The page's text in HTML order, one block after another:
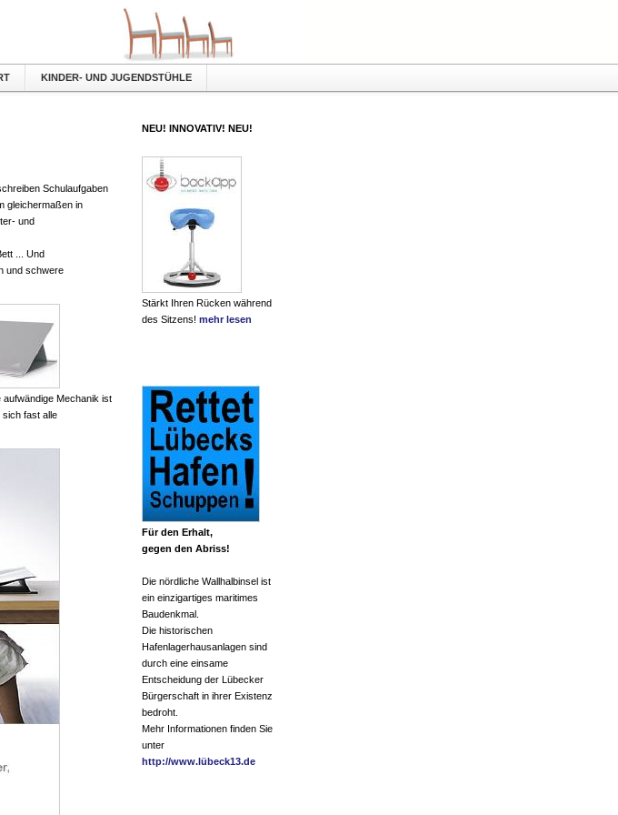
KINDER- UND JUGENDSTÜHLE
Schulaufgaben
gleichermaßen in
und
... Und
und schwere
aufwändige Mechanik ist
fast alle
NEU! INNOVATIV! NEU!
Stärkt Ihren Rücken während
des Sitzens! mehr lesen
Für den Erhalt,
gegen den Abriss!
Die nördliche Wallhalbinsel ist
ein einzigartiges maritimes
Baudenkmal.
Die historischen
Hafenlagerhausanlagen sind
durch eine einsame
Entscheidung der Lübecker
Bürgerschaft in ihrer Existenz
bedroht.
Mehr Informationen finden Sie
unter
http://www.lübeck13.de